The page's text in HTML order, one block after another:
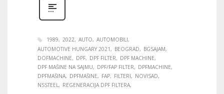
1989 2022 AUTO
AUTOMOBILI
AUTOMOTIVE HUNGARY 2021
BEOGRAD
BGSAJAM
DOFMACHINE
DPF DPF FILTER
DPF MACHINE
DPF MAŠINE NA SAJMU
DPF/FAP FILTER
DPFMACHINE
DPFMAŠINA
DPFMAŠINE FAP FILTERI
NOVISAD
NSSTEEL
REGENERACIJA DPF FILTERA